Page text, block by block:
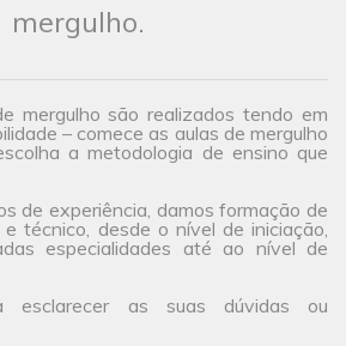
mergulho.
mergulho são realizados tendo em
– comece as aulas de mergulho
a metodologia de ensino que
de experiência, damos formação de
técnico, desde o nível de iniciação,
especialidades até ao nível de
esclarecer as suas dúvidas ou